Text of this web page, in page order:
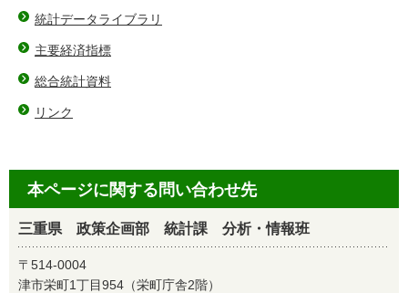
統計データライブラリ
主要経済指標
総合統計資料
リンク
本ページに関する問い合わせ先
三重県 政策企画部 統計課 分析・情報班
〒514-0004
津市栄町1丁目954（栄町庁舎2階）